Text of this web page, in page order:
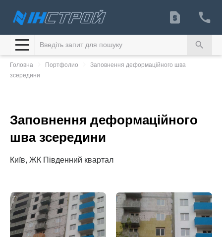
search
Головна Портфолио
Заповнення деформаційного шва
зсередини
Заповнення деформаційного
шва зсередини
Київ, ЖК Південний квартал